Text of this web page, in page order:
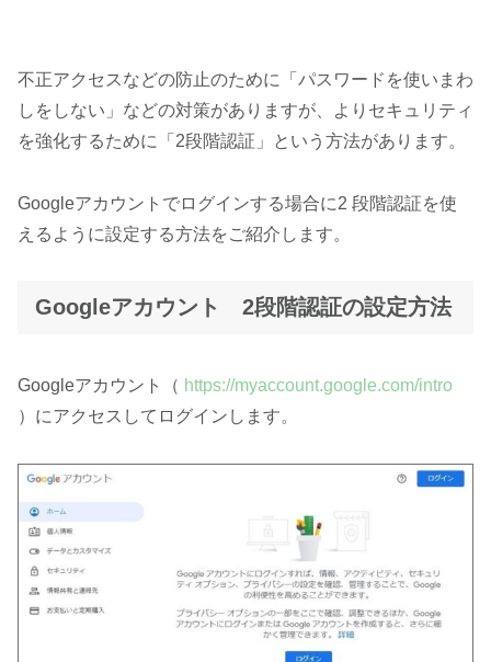
不正アクセスなどの防止のために「パスワードを使いまわ
しをしない」などの対策がありますが、よりセキュリティ
を強化するために「2段階認証」という方法があります。
Googleアカウントでログインする場合に2 段階認証を使
えるように設定する方法をご紹介します。
Googleアカウント 2段階認証の設定方法
Googleアカウント（ https://myaccount.google.com/intro
）にアクセスしてログインします。